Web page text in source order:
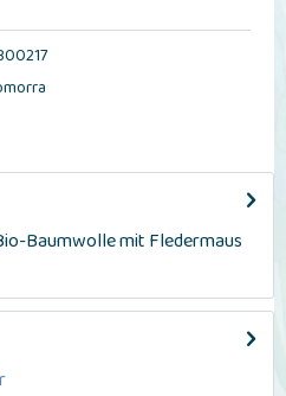
Baumwolle mit Fledermaus